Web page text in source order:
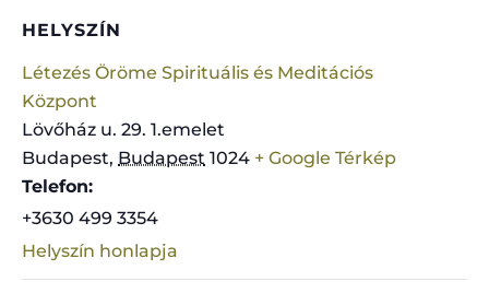
HELYSZÍN
Létezés Öröme Spirituális és Meditációs
Központ
Lövőház u. 29. 1.emelet
Budapest, Budapest 1024 + Google Térkép
Telefon:
+3630 499 3354
Helyszín honlapja